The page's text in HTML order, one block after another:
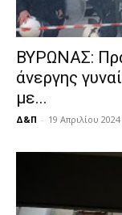
ΒΥΡΩΝΑΣ:
άνεργης
με...
Δ&Π - 19 Απριλίου 2024